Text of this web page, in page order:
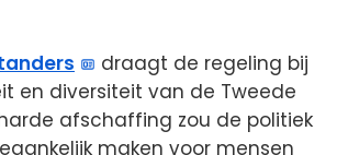
draagt de regeling bij
en diversiteit van de Tweede
afschaffing zou de politiek
maken voor mensen